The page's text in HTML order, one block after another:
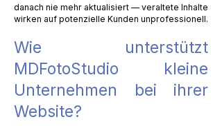
danach nie mehr aktualisiert — veraltete Inhalte
wirken auf potenzielle Kunden unprofessionell.
Wie unterstützt
MDFotoStudio kleine
Unternehmen bei ihrer
Website?